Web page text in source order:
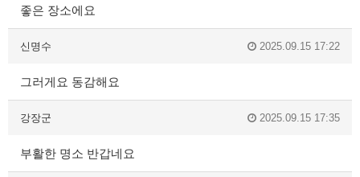
좋은 장소에요
신명수 2025.09.15 17:22
그러게요 동감해요
강장군 2025.09.15 17:35
부활한 명소 반갑네요